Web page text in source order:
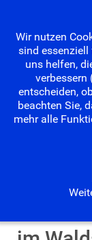
Wir nutzen
sind essenziell
uns helfen,
verbessern
entscheiden,
beachten Sie,
mehr alle